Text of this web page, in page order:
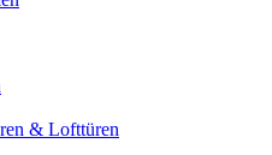
& Lofttüren